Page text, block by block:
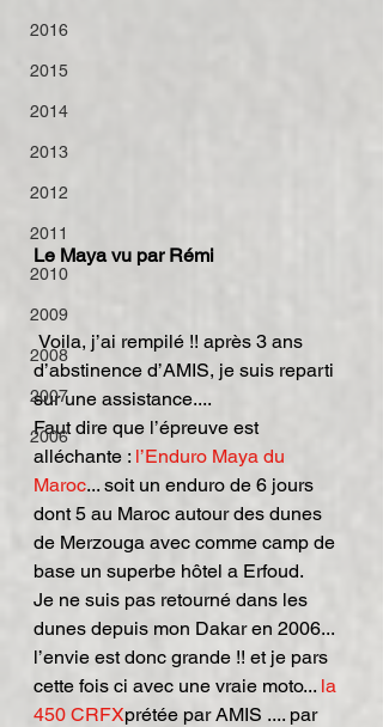
2016
2015
2014
2013
2012
2011
2010
2009
2008
2007
2006
Le Maya vu par Rémi
d’abstinence d’AMIS, je suis reparti
sur une assistance....
Faut dire que l’épreuve est
alléchante : l’Enduro Maya du
Maroc... soit un enduro de 6 jours
dont 5 au Maroc autour des dunes
de Merzouga avec comme camp de
base un superbe hôtel a Erfoud.
Je ne suis pas retourné dans les
dunes depuis mon Dakar en 2006...
l’envie est donc grande !! et je pars
cette fois ci avec une vraie moto... la
450 CRFXprétée par AMIS .... par